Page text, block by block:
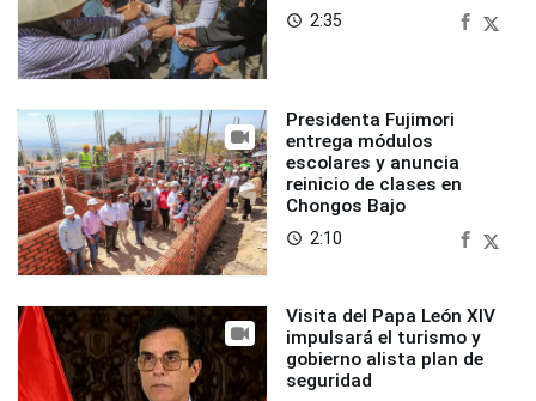
access_time 2:35
Presidenta Fujimori
entrega módulos
escolares y anuncia
reinicio de clases en
Chongos Bajo
access_time 2:10
Visita del Papa León XIV
impulsará el turismo y
gobierno alista plan de
seguridad